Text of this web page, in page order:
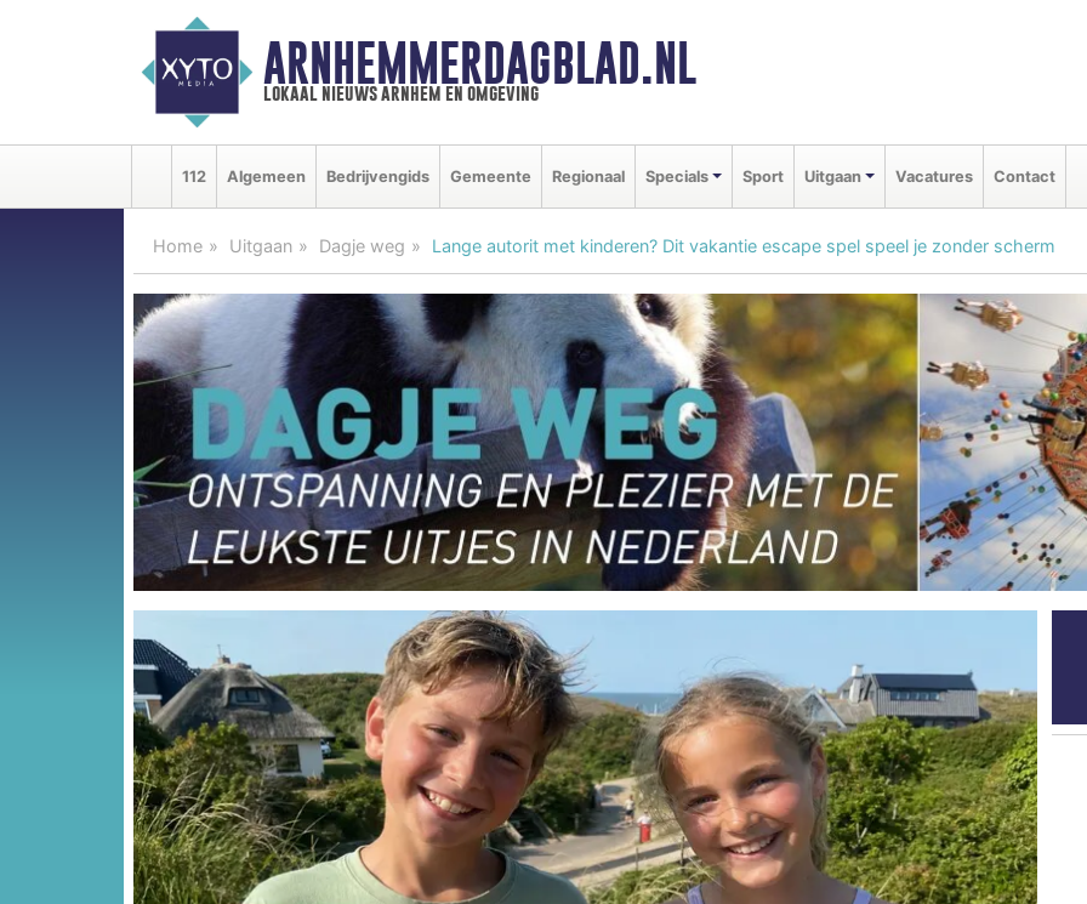
ARNHEMMERDAGBLAD.NL
lokaal nieuws arnhem en omgeving
112 Algemeen Bedrijvengids Gemeente Regionaal Specials Sport Uitgaan Vacatures Contact
Home Uitgaan Dagje weg Lange autorit met kinderen? Dit vakantie escape spel speel je zonder scherm